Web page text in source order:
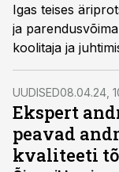
Igas teises
ja
koolitaja ja
UUDISED08.04.24,
Ekspert
peavad
kvaliteeti